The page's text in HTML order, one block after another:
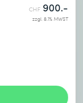
CHF 900.-
zzgl. 8.1% MWST